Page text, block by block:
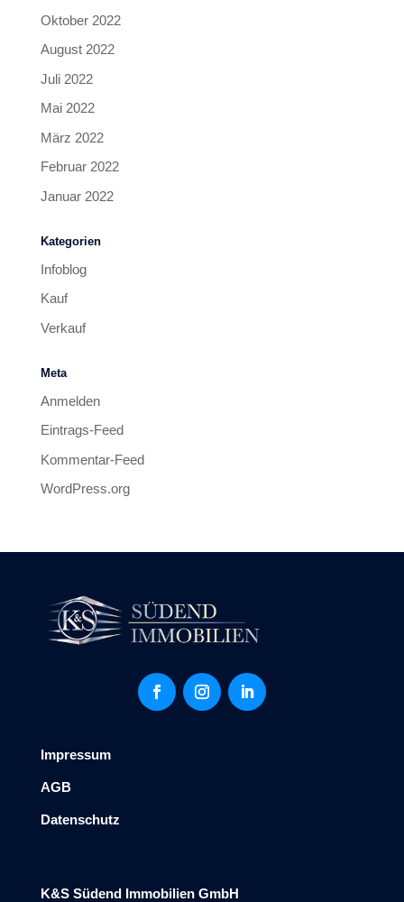
Oktober 2022
August 2022
Juli 2022
Mai 2022
März 2022
Februar 2022
Januar 2022
Kategorien
Infoblog
Kauf
Verkauf
Meta
Anmelden
Eintrags-Feed
Kommentar-Feed
WordPress.org
Impressum
AGB
Datenschutz
K&S Südend Immobilien GmbH